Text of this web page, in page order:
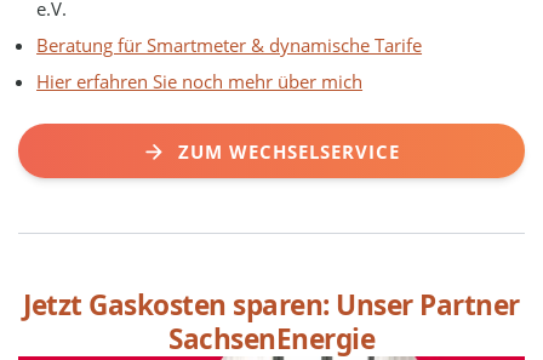
e.V.
Beratung für Smartmeter & dynamische Tarife
Hier erfahren Sie noch mehr über mich
ZUM WECHSELSERVICE
Jetzt Gaskosten sparen: Unser Partner
SachsenEnergie